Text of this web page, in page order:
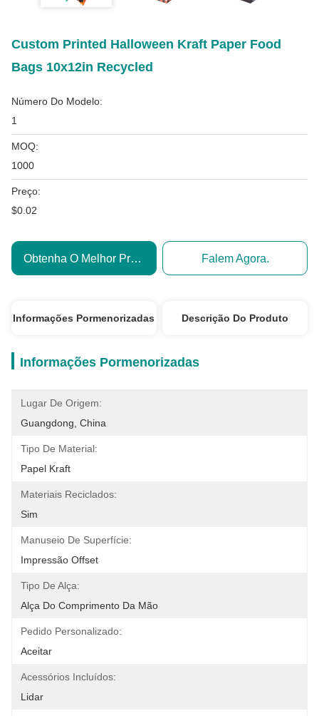
Custom Printed Halloween Kraft Paper Food
Bags 10x12in Recycled
Número Do Modelo:
1
MOQ:
1000
Preço:
$0.02
Obtenha O Melhor Preço Falem Agora.
Informações Pormenorizadas Descrição Do Produto
Informações Pormenorizadas
Lugar De Origem:
Guangdong, China
Tipo De Material:
Papel Kraft
Materiais Reciclados:
Sim
Manuseio De Superfície:
Impressão Offset
Tipo De Alça:
Alça Do Comprimento Da Mão
Pedido Personalizado:
Aceitar
Acessórios Incluídos:
Lidar